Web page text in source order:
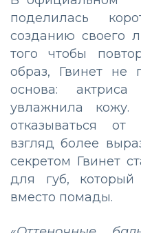
поделилась
созданию своего
того чтобы
образ, Гвинет не
основа:
увлажнила
отказываться
взгляд более
секретом Гвинет
для губ, который
вместо помады.